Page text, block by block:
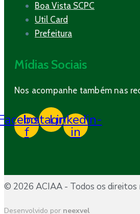
Boa Vista SCPC
Util Card
Prefeitura
Mídias Sociais
Nos acompanhe também nas
f
Instagram
Linkedin-
in
© 2026 ACIAA - Todos os direitos
Desenvolvido por neexvel